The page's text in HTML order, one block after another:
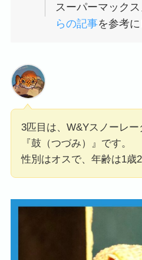
スーパーマック
らの記事を参考に
3匹目は、W&Yスノーレ
『鼓（つづみ）』です。
性別はオスで、年齢は1歳2